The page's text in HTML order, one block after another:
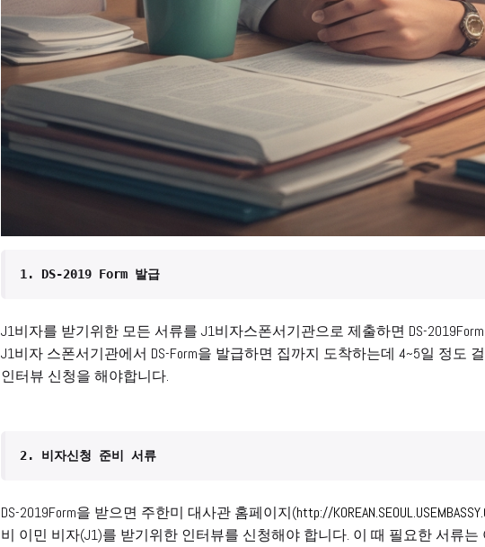
1. DS-2019 Form 발급
J1비자를 받기위한 모든 서류를 J1비자스폰서기관으로 제출하면 DS-
J1비자 스폰서기관에서 DS-Form을 발급하면 집까지 도착하는데 4~5일 정도
인터뷰 신청을 해야합니다.
2. 비자신청 준비 서류
DS-2019Form을 받으면 주한미 대사관 홈페이지(http://
비 이민 비자(J1)를 받기위한 인터뷰를 신청해야 합니다. 이 때 필요한 서류는